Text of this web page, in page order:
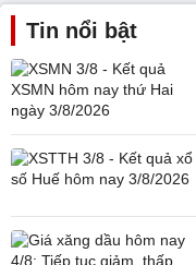
Tin nổi bật